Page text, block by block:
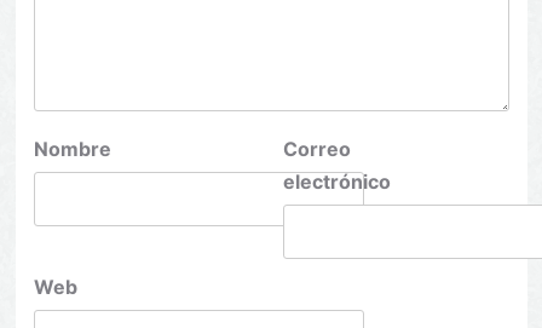
Nombre
Correo
electrónico
Web